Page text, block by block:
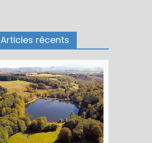
Articles récents